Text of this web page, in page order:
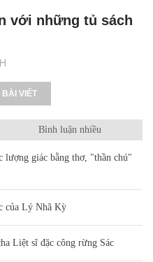
với những tủ sách
BÀI VIẾT
Bình luận nhiều
lượng giác bằng thơ, "thần chú"
của Lý Nhã Kỳ
Liệt sĩ đặc công rừng Sác